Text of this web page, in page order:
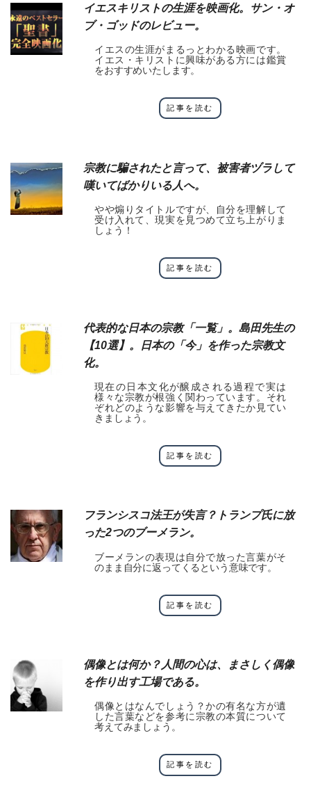
イエスキリストの生涯を映画化。サン・オ
ブ・ゴッドのレビュー。
イエスの生涯がまるっとわかる映画です。
イエス・キリストに興味がある方には鑑賞
をおすすめいたします。
記事を読む
宗教に騙されたと言って、被害者ヅラして
嘆いてばかりいる人へ。
やや煽りタイトルですが、自分を理解して
受け入れて、現実を見つめて立ち上がりま
しょう！
記事を読む
代表的な日本の宗教「一覧」。島田先生の
【10選】。日本の「今」を作った宗教文
化。
現在の日本文化が醸成される過程で実は
様々な宗教が根強く関わっています。それ
ぞれどのような影響を与えてきたか見てい
きましょう。
記事を読む
フランシスコ法王が失言？トランプ氏に放
った2つのブーメラン。
ブーメランの表現は自分で放った言葉がそ
のまま自分に返ってくるという意味です。
記事を読む
偶像とは何か？人間の心は、まさしく偶像
を作り出す工場である。
偶像とはなんでしょう？かの有名な方が遺
した言葉などを参考に宗教の本質について
考えてみましょう。
記事を読む